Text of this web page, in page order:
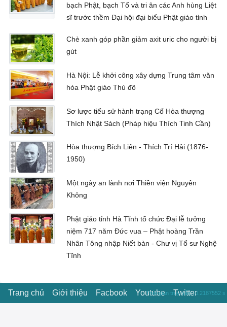
bạch Phật, bạch Tổ và tri ân các Anh hùng Liệt
sĩ trước thềm Đại hội đại biểu Phật giáo tỉnh
Chè xanh góp phần giảm axit uric cho người bị
gút
Hà Nội: Lễ khởi công xây dựng Trung tâm văn
hóa Phật giáo Thủ đô
Sơ lược tiểu sử hành trạng Cố Hòa thượng
Thích Nhật Sách (Pháp hiệu Thích Tinh Cần)
Hòa thượng Bích Liên - Thích Trí Hải (1876-
1950)
Một ngày an lành nơi Thiền viện Nguyên
Không
Phật giáo tỉnh Hà Tĩnh tổ chức Đại lễ tưởng
niệm 717 năm Đức vua – Phật hoàng Trần
Nhân Tông nhập Niết bàn - Chư vị Tổ sư Nghệ
Tĩnh
Trang chủ Giới thiệu Facbook Youtube Twitter
Thời gian truy vấn : 0.2187552 s